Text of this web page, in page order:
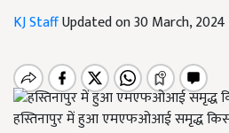
KJ StaffUpdated on 30 March,
हस्तिनापुर में हुआ एमएफओआई समृद्ध